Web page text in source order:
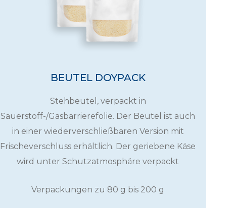
BEUTEL DOYPACK
Stehbeutel, verpackt in
Sauerstoff-/Gasbarrierefolie. Der Beutel ist auch
in einer wiederverschließbaren Version mit
Frischeverschluss erhältlich. Der geriebene Käse
wird unter Schutzatmosphäre verpackt
Verpackungen zu 80 g bis 200 g